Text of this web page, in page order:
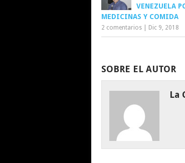
VENEZUELA
MEDICINAS Y COMIDA
2 comentarios Dic 9, 2018
SOBRE EL AUTOR
La